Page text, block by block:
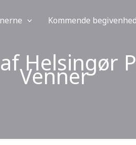
Kommende
Helsingør
Venner